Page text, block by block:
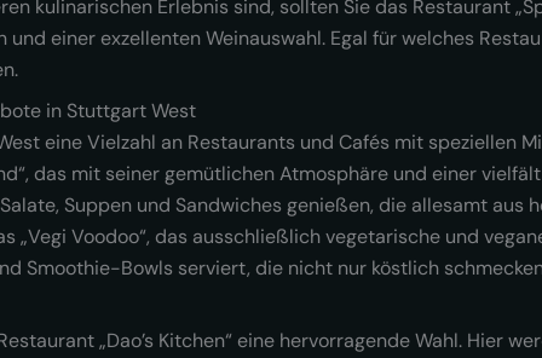
kulinarischen Erlebnis sind, sollten Sie das Restaurant
einer exzellenten Weinauswahl. Egal für welches
in Stuttgart West
eine Vielzahl an Restaurants und Cafés mit speziellen
das mit seiner gemütlichen Atmosphäre und einer
Suppen und Sandwiches genießen, die allesamt
„Vegi Voodoo“, das ausschließlich vegetarische und
Smoothie-Bowls serviert, die nicht nur köstlich
„Dao’s Kitchen“ eine hervorragende Wahl. Hier